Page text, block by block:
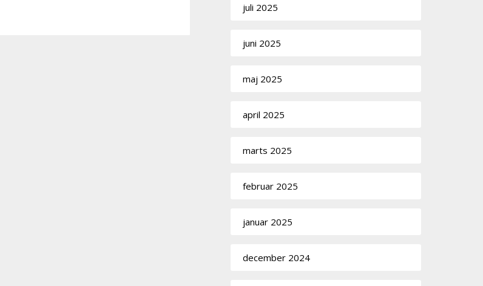
juli 2025
juni 2025
maj 2025
april 2025
marts 2025
februar 2025
januar 2025
december 2024